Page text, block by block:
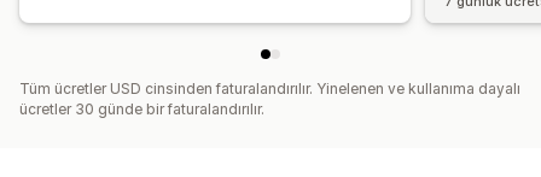
Tüm ücretler USD cinsinden faturalandırılır. Yinelenen ve kullanıma dayalı
ücretler 30 günde bir faturalandırılır.